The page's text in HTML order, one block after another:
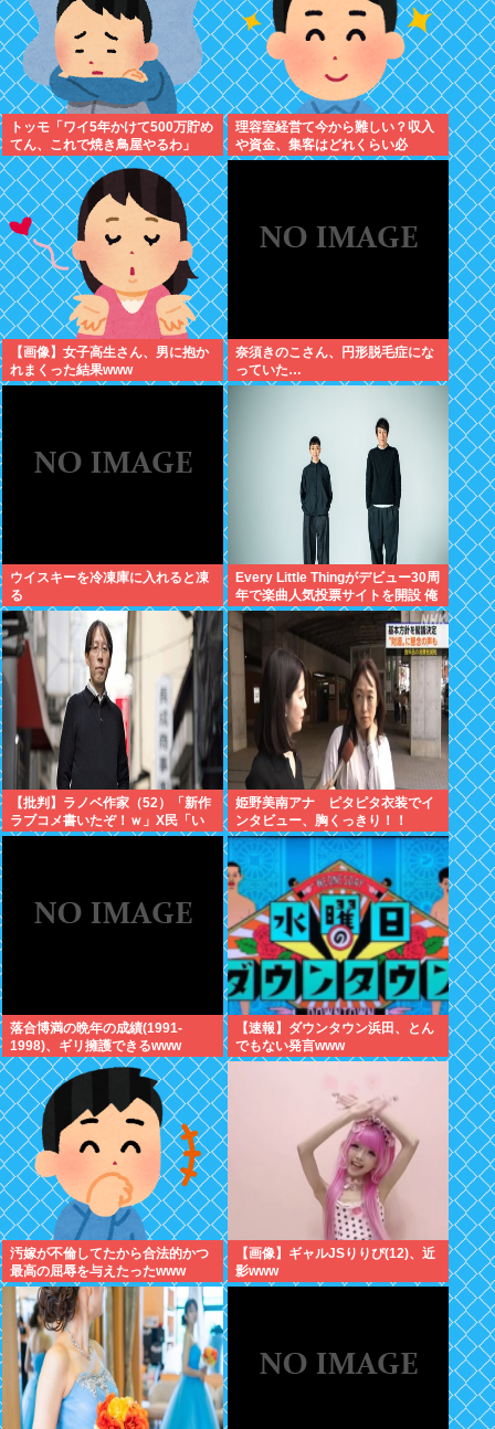
トッモ「ワイ5年かけて500万貯め
てん、これで焼き鳥屋やるわ」
理容室経営て今から難しい？収入
や資金、集客はどれくらい必
要？？
【画像】女子高生さん、男に抱か
れまくった結果www
奈須きのこさん、円形脱毛症にな
っていた…
ウイスキーを冷凍庫に入れると凍
る
Every Little Thingがデビュー30周
年で楽曲人気投票サイトを開設 俺
はもちろんFace the Changeに入
れてきたぞ
【批判】ラノベ作家（52）「新作
ラブコメ書いたぞ！ｗ」X民「い
い歳こいてラブコメ（笑）恥ずか
姫野美南アナ ピタピタ衣装でイ
ンタビュー、胸くっきり！！
【GIF動画あり】
落合博満の晩年の成績(1991-
1998)、ギリ擁護できるwww
【速報】ダウンタウン浜田、とん
でもない発言www
汚嫁が不倫してたから合法的かつ
最高の屈辱を与えたったwww
【画像】ギャルJSりりぴ(12)、近
影www